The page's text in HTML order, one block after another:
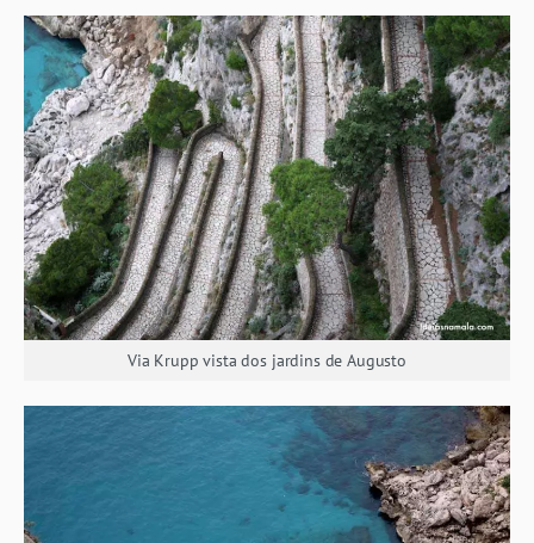
Via Krupp vista dos jardins de Augusto